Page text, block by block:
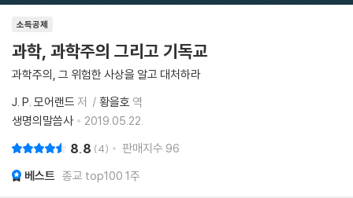
소득공제
과학, 과학주의 그리고 기독교
과학주의, 그 위험한 사상을 알고 대처하라
J. P. 모어랜드 저 황을호 역
생명의말씀사
2019.05.22.
8.8 4 판매지수 96
베스트 종교 top100 1주